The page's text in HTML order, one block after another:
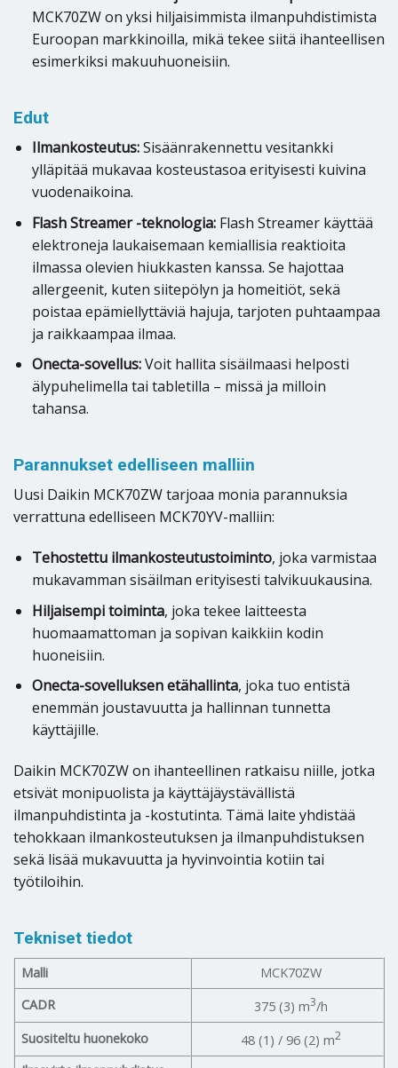
MCK70ZW on yksi hiljaisimmista ilmanpuhdistimista
Euroopan markkinoilla, mikä tekee siitä ihanteellisen
esimerkiksi makuuhuoneisiin.
Edut
Ilmankosteutus:Sisäänrakennettu vesitankki
ylläpitää mukavaa kosteustasoa erityisesti kuivina
vuodenaikoina.
Flash Streamer -teknologia:Flash Streamer käyttää
elektroneja laukaisemaan kemiallisia reaktioita
ilmassa olevien hiukkasten kanssa. Se hajottaa
allergeenit, kuten siitepölyn ja homeitiöt, sekä
poistaa epämiellyttäviä hajuja, tarjoten puhtaampaa
ja raikkaampaa ilmaa.
Onecta-sovellus:Voit hallita sisäilmaasi helposti
älypuhelimella tai tabletilla – missä ja milloin
tahansa.
Parannukset edelliseen malliin
Uusi Daikin MCK70ZW tarjoaa monia parannuksia
verrattuna edelliseen MCK70YV-malliin:
Tehostettu ilmankosteutustoiminto, joka varmistaa
mukavamman sisäilman erityisesti talvikuukausina.
Hiljaisempi toiminta, joka tekee laitteesta
huomaamattoman ja sopivan kaikkiin kodin
huoneisiin.
Onecta-sovelluksen etähallinta, joka tuo entistä
enemmän joustavuutta ja hallinnan tunnetta
käyttäjille.
Daikin MCK70ZW on ihanteellinen ratkaisu niille, jotka
etsivät monipuolista ja käyttäjäystävällistä
ilmanpuhdistinta ja -kostutinta. Tämä laite yhdistää
tehokkaan ilmankosteutuksen ja ilmanpuhdistuksen
sekä lisää mukavuutta ja hyvinvointia kotiin tai
työtiloihin.
Tekniset tiedot
Malli
MCK70ZW
CADR
375 (3) m3/h
Suositeltu huonekoko
48 (1) / 96 (2) m2